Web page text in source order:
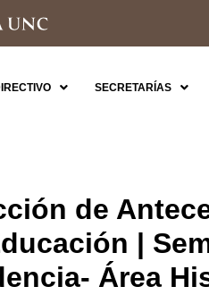
SECRETARÍAS
de
|
Área